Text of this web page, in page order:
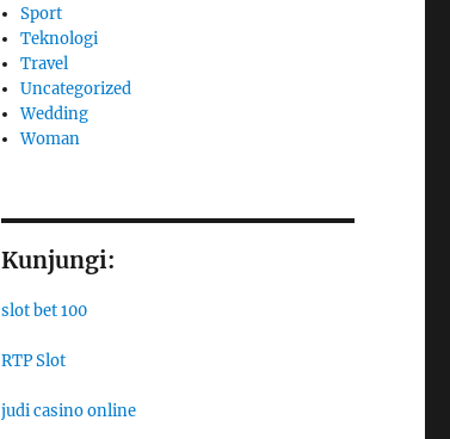
Sport
Teknologi
Travel
Uncategorized
Wedding
Woman
Kunjungi:
slot bet 100
RTP Slot
judi casino online